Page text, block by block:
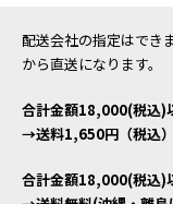
配送会社の指定はでき
から直送になります。
合計金額18,000(税込)
→送料1,650円（税込）
合計金額18,000(税込)